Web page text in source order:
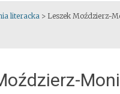
literacka > Leszek Moździerz-